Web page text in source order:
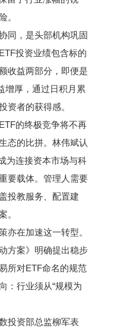
。
，是头部机构巩固
投资业绩包含标的
收益两部分，即便是
增厚，通过日积月累
资者的获得感。
的终极竞争将不再
态的比拼。林伟斌认
为连接资本市场与科
要载体。管理人需要
投教服务、配置建
。
在加速这一转型。
方案》明确提出稳步
所对ETF命名的规范
：行业须从“规模为
资部总监柳军表